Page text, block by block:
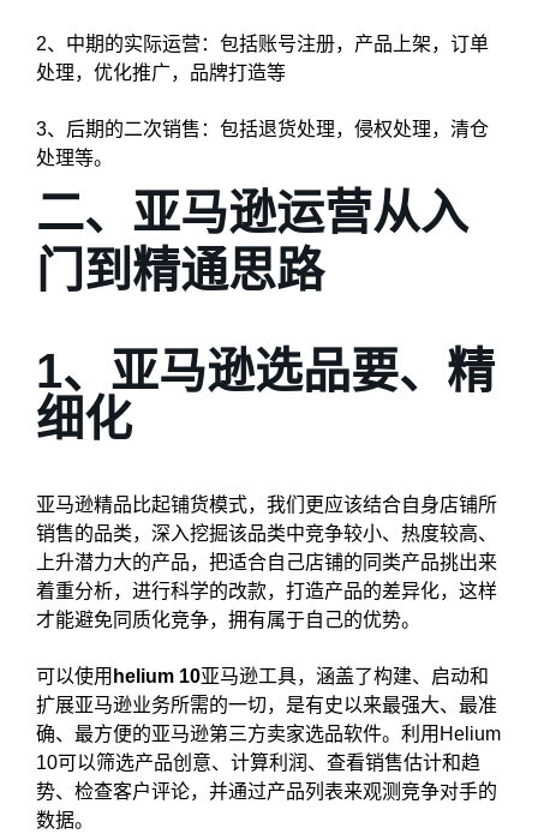
2、中期的实际运营：包括账号注册，产品上架，订单
处理，优化推广，品牌打造等
3、后期的二次销售：包括退货处理，侵权处理，清仓
处理等。
二、亚马逊运营从入
门到精通思路
1、亚马逊选品要、精
细化
亚马逊精品比起铺货模式，我们更应该结合自身店铺所
销售的品类，深入挖掘该品类中竞争较小、热度较高、
上升潜力大的产品，把适合自己店铺的同类产品挑出来
着重分析，进行科学的改款，打造产品的差异化，这样
才能避免同质化竞争，拥有属于自己的优势。
可以使用 helium 10亚马逊工具，涵盖了构建、启动和
扩展亚马逊业务所需的一切，是有史以来最强大、最准
确、最方便的亚马逊第三方卖家选品软件。利用Helium
10可以筛选产品创意、计算利润、查看销售估计和趋
势、检查客户评论，并通过产品列表来观测竞争对手的
数据。